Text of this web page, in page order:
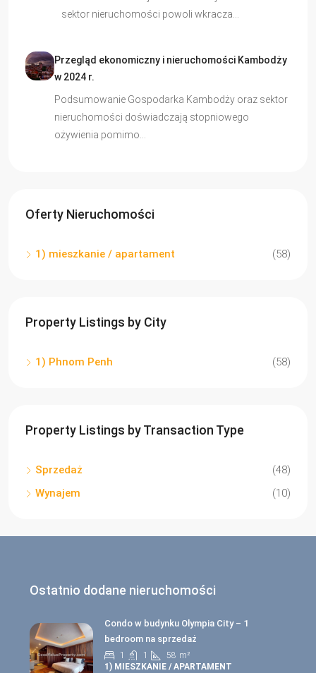
sektor nieruchomości powoli wkracza…
Przegląd ekonomiczny i nieruchomości Kambodży
w 2024 r.
Podsumowanie Gospodarka Kambodży oraz sektor
nieruchomości doświadczają stopniowego
ożywienia pomimo…
Oferty Nieruchomości
1) mieszkanie / apartament (58)
Property Listings by City
1) Phnom Penh (58)
Property Listings by Transaction Type
Sprzedaż
(48)
Wynajem
(10)
Ostatnio dodane nieruchomości
Condo w budynku Olympia City – 1
bedroom na sprzedaż
1 1 58 m²
1) MIESZKANIE / APARTAMENT